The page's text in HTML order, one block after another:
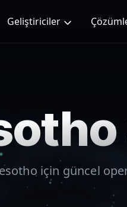
Geliştiriciler
için güncel